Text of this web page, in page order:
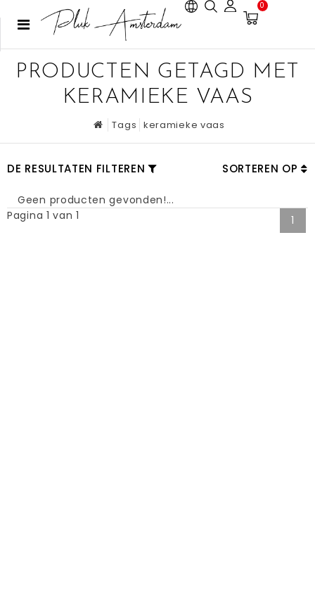
0
PRODUCTEN GETAGD MET
KERAMIEKE VAAS
Tags keramieke vaas
DE RESULTATEN FILTEREN SORTEREN OP
Geen producten gevonden!...
Pagina 1 van 1
1